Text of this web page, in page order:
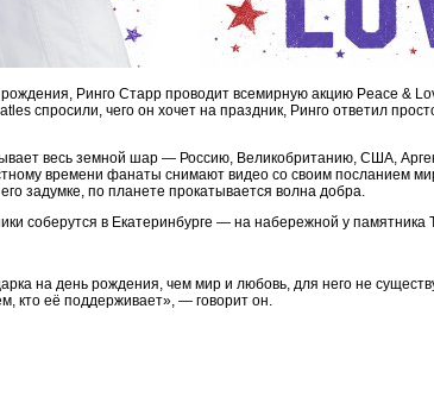
Ринго Старр проводит всемирную акцию Peace &
спросили, чего он хочет на праздник, Ринго ответил
весь земной шар — Россию, Великобританию, США,
времени фанаты снимают видео со своим посланием
задумке, по планете прокатывается волна добра.
соберутся в Екатеринбурге — на набережной у памятника
на день рождения, чем мир и любовь, для него не
кто её поддерживает», — говорит он.